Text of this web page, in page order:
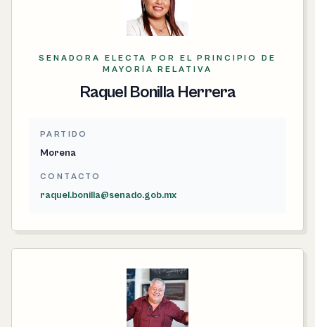
SENADORA ELECTA POR EL PRINCIPIO DE
MAYORÍA RELATIVA
Raquel Bonilla Herrera
PARTIDO
Morena
CONTACTO
raquel.bonilla@senado.gob.mx